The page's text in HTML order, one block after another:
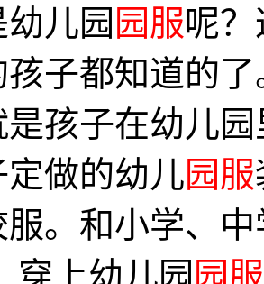
儿园 园服呢
孩子都知道的
是孩子在幼儿
做的幼儿园服
服。和小学、
穿上幼儿园 园服